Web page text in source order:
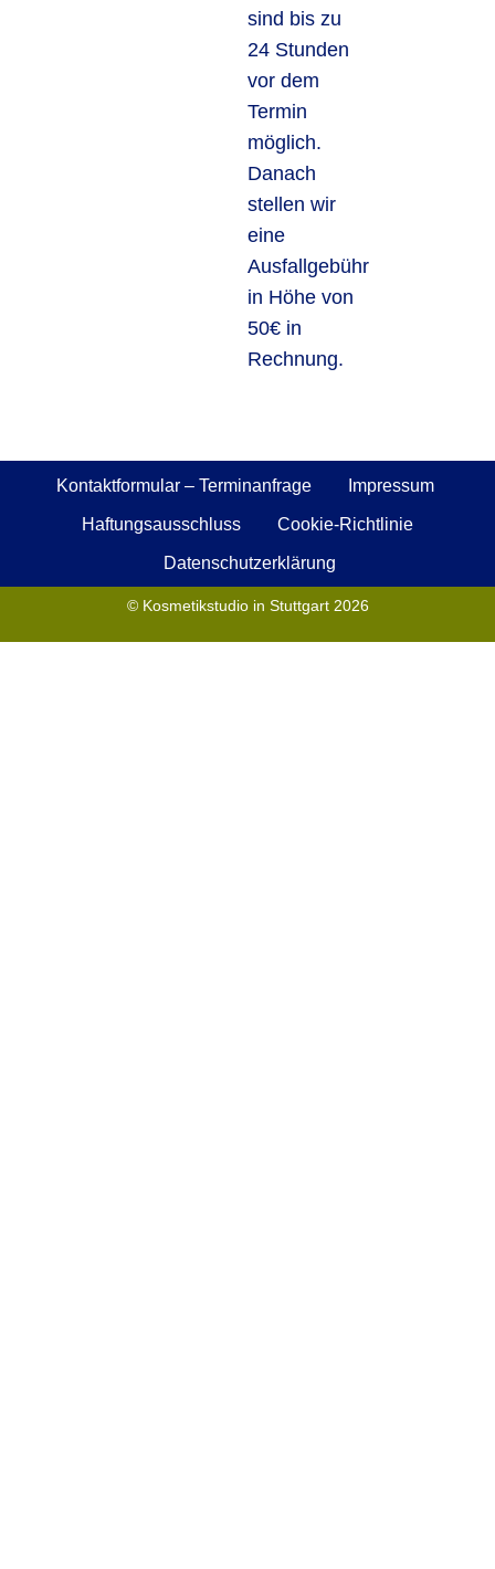
sind bis zu
24 Stunden
vor dem
Termin
möglich.
Danach
stellen wir
eine
Ausfallgebühr
in Höhe von
50€ in
Rechnung.
Kontaktformular – Terminanfrage Impressum
Haftungsausschluss Cookie-Richtlinie
Datenschutzerklärung
© Kosmetikstudio in Stuttgart 2026